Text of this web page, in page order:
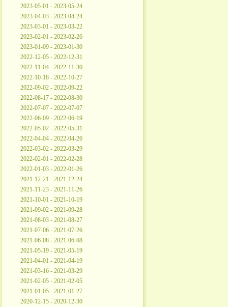
2023-05-01 - 2023-05-24
2023-04-03 - 2023-04-24
2023-03-01 - 2023-03-22
2023-02-01 - 2023-02-26
2023-01-09 - 2023-01-30
2022-12-05 - 2022-12-31
2022-11-04 - 2022-11-30
2022-10-18 - 2022-10-27
2022-09-02 - 2022-09-22
2022-08-17 - 2022-08-30
2022-07-07 - 2022-07-07
2022-06-09 - 2022-06-19
2022-05-02 - 2022-05-31
2022-04-04 - 2022-04-26
2022-03-02 - 2022-03-29
2022-02-01 - 2022-02-28
2022-01-03 - 2022-01-26
2021-12-21 - 2021-12-24
2021-11-23 - 2021-11-26
2021-10-01 - 2021-10-19
2021-09-02 - 2021-09-28
2021-08-03 - 2021-08-27
2021-07-06 - 2021-07-26
2021-06-08 - 2021-06-08
2021-05-19 - 2021-05-19
2021-04-01 - 2021-04-19
2021-03-16 - 2021-03-29
2021-02-05 - 2021-02-05
2021-01-05 - 2021-01-27
2020-12-15 - 2020-12-30